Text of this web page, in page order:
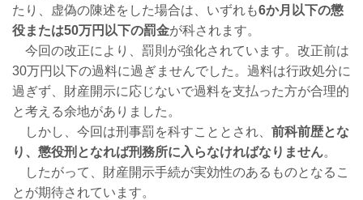
たり、虚偽の陳述をした場合は、いずれも6か月以下の懲
役または50万円以下の罰金が科されます。
今回の改正により、罰則が強化されています。改正前は
30万円以下の過料に過ぎませんでした。過料は行政処分に
過ぎず、財産開示に応じないで過料を支払った方が合理的
と考える余地がありました。
しかし、今回は刑事罰を科すこととされ、 前科前歴とな
り、懲役刑となれば刑務所に入らなければなりません。
したがって、財産開示手続が実効性のあるものとなるこ
とが期待されています。